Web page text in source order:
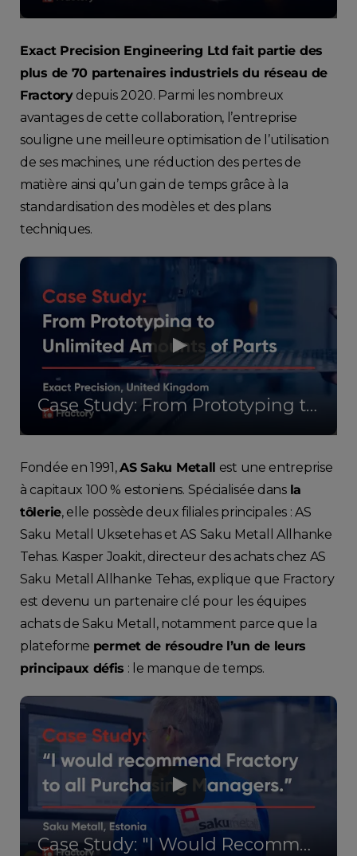
Exact Precision Engineering Ltd fait partie des
plus de 70 partenaires industriels du réseau de
Fractorydepuis 2020. Parmi les nombreux
avantages de cette collaboration, l’entreprise
souligne une meilleure optimisation de l’utilisation
de ses machines, une réduction des pertes de
matière ainsi qu’un gain de temps grâce à la
standardisation des modèles et des plans
techniques.
Case Study: From Prototyping to Unlimited Amounts of Parts - Exact Precision
Fondée en 1991,AS Saku Metall est une entreprise
à capitaux 100 % estoniens. Spécialisée dans la
tôlerie, elle possède deux filiales principales : AS
Saku Metall Uksetehas et AS Saku Metall Allhanke
Tehas. Kasper Joakit, directeur des achats chez AS
Saku Metall Allhanke Tehas, explique que Fractory
est devenu un partenaire clé pour les équipes
achats de Saku Metall, notamment parce que la
plateforme permet de résoudre l’un de leurs
principaux défis : le manque de temps.
Case Study: "I Would Recommend Fractory to All Purchasing Managers" - Saku Metall